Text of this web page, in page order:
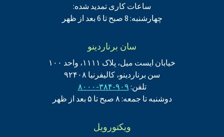
ساعات کاری تمدید شده:
چهارشنبه: 8 صبح تا 6 بعد از ظهر
سان برناردینو
خیابان ایست میل، پلاک ۱۱۱۱، واحد ۱۰۰
سن برناردینو، کالیفرنیا ۹۲۴۰۸
تلفن:۹۰۹-۳۸۴-۸۰۰۰
دوشنبه تا جمعه: ۸ صبح تا ۵ بعد از ظهر
ویکتورویل